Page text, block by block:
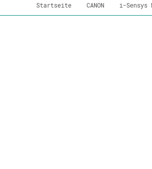
Startseite CANON i-Sensys